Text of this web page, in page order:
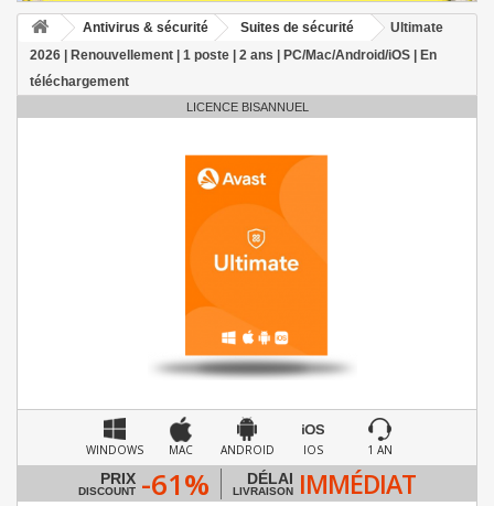
Antivirus & sécurité Suites de sécurité
Ultimate
2026 | Renouvellement | 1 poste | 2 ans | PC/Mac/Android/iOS | En
téléchargement
LICENCE BISANNUEL
WINDOWS MAC ANDROID IOS 1 AN
PRIX
DISCOUNT -61% DÉLAI
LIVRAISON IMMÉDIAT